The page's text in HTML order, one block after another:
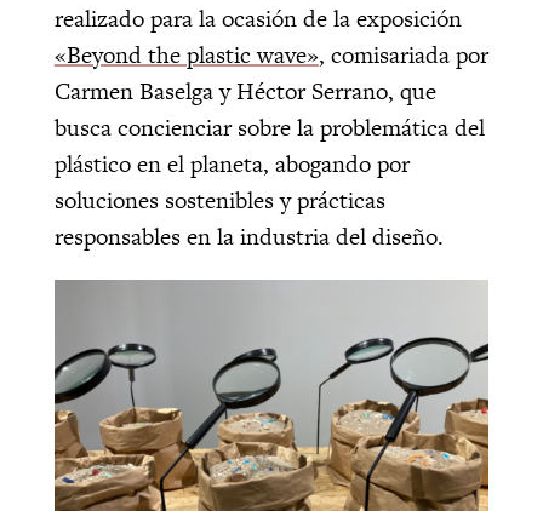
realizado para la ocasión de la exposición
«Beyond the plastic wave», comisariada por
Carmen Baselga y Héctor Serrano, que
busca concienciar sobre la problemática del
plástico en el planeta, abogando por
soluciones sostenibles y prácticas
responsables en la industria del diseño.